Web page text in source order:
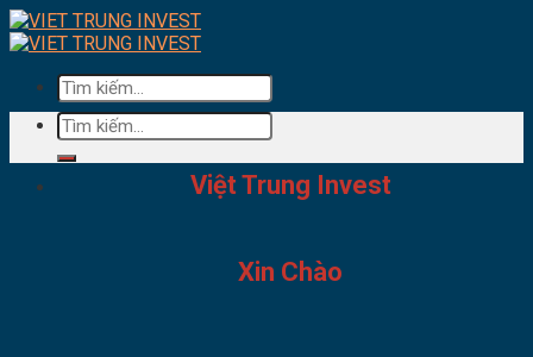
Skip
to
Tìm
kiếm:
Việt Trung Invest
Xin Chào
Tìm
kiếm: